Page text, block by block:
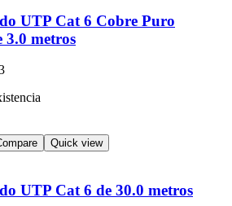
UTP Cat 6 Cobre Puro
3.0 metros
Quick view
UTP Cat 6 de 30.0 metros